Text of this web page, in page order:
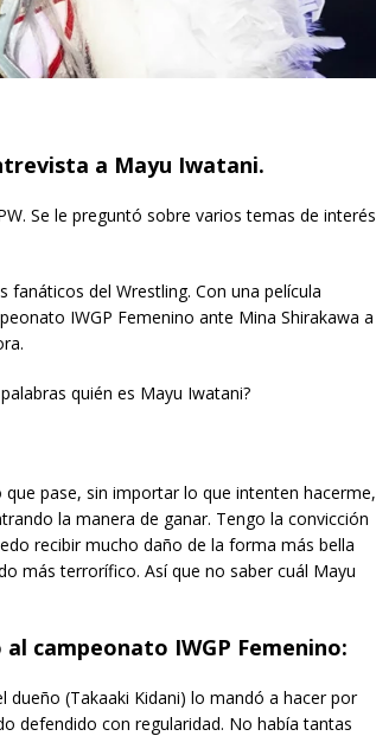
a Mayu Iwatani.
Se le preguntó sobre varios temas de interés
del Wrestling. Con una película
IWGP Femenino ante Mina Shirakawa a
quién es Mayu Iwatani?
pase, sin importar lo que intenten hacerme,
la manera de ganar. Tengo la convicción
recibir mucho daño de la forma más bella
más terrorífico. Así que no saber cuál Mayu
campeonato IWGP Femenino:
(Takaaki Kidani) lo mandó a hacer por
defendido con regularidad. No había tantas